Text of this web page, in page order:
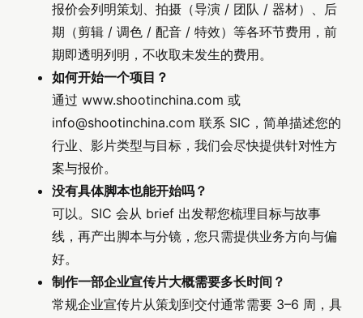
报价会列明策划、拍摄（导演 / 团队 / 器材）、后
期（剪辑 / 调色 / 配音 / 特效）等各环节费用，前
期即透明列明，不收取未发生的费用。
如何开始一个项目？
通过 www.shootinchina.com 或
info@shootinchina.com 联系 SIC，简单描述您的
行业、影片类型与目标，我们会尽快提供针对性方
案与报价。
没有具体脚本也能开始吗？
可以。SIC 会从 brief 出发帮您梳理目标与故事
线，再产出脚本与分镜，您只需提供业务方向与偏
好。
制作一部企业宣传片大概需要多长时间？
常规企业宣传片从策划到交付通常需要 3–6 周，具